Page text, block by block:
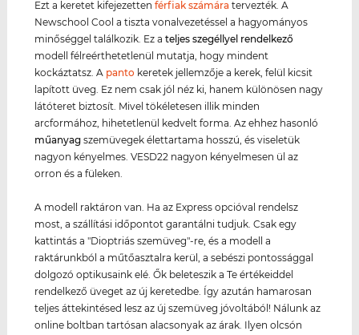
Ezt a keretet kifejezettenférfiak számára tervezték. A
Newschool Cool a tiszta vonalvezetéssel a hagyományos
minőséggel találkozik. Ez ateljes szegéllyel rendelkező
modell félreérthetetlenül mutatja, hogy mindent
kockáztatsz. A panto keretek jellemzője a kerek, felül kicsit
lapított üveg. Ez nem csak jól néz ki, hanem különösen nagy
látóteret biztosít. Mivel tökéletesen illik minden
arcformához, hihetetlenül kedvelt forma. Az ehhez hasonló
műanyag szemüvegek élettartama hosszú, és viseletük
nagyon kényelmes. VESD22 nagyon kényelmesen ül az
orron és a füleken.
A modell raktáron van. Ha az Express opcióval rendelsz
most, a szállítási időpontot garantálni tudjuk. Csak egy
kattintás a "Dioptriás szemüveg"-re, és a modell a
raktárunkból a műtőasztalra kerül, a sebészi pontossággal
dolgozó optikusaink elé. Ők beleteszik a Te értékeiddel
rendelkező üveget az új keretedbe. Így azután hamarosan
teljes áttekintésed lesz az új szemüveg jóvoltából! Nálunk az
online boltban tartósan alacsonyak az árak. Ilyen olcsón